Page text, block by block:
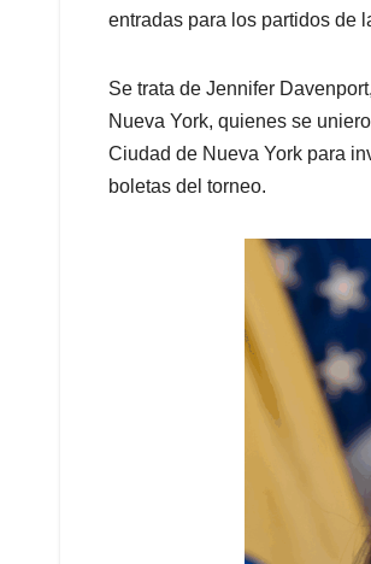
entradas para los partidos de
Se trata de Jennifer
Nueva York, quienes se
Ciudad de Nueva York para
boletas del torneo.